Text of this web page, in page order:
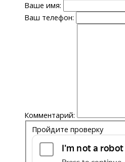
Ваше имя:
Ваш телефон:
Комментарий:
Пройдите проверку